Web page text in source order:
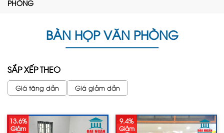
PHÒNG
BÀN HỌP VĂN PHÒNG
SẮP XẾP THEO
Giá tăng dần Giá giảm dần
13.6%
Giảm
9.4%
Giảm